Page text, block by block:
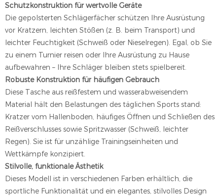
Schutzkonstruktion für wertvolle Geräte
Die gepolsterten Schlägerfächer schützen Ihre Ausrüstung
vor Kratzern, leichten Stößen (z. B. beim Transport) und
leichter Feuchtigkeit (Schweiß oder Nieselregen). Egal, ob Sie
zu einem Turnier reisen oder Ihre Ausrüstung zu Hause
aufbewahren – Ihre Schläger bleiben stets spielbereit.
Robuste Konstruktion für häufigen Gebrauch
Diese Tasche aus reißfestem und wasserabweisendem
Material hält den Belastungen des täglichen Sports stand:
Kratzer vom Hallenboden, häufiges Öffnen und Schließen des
Reißverschlusses sowie Spritzwasser (Schweiß, leichter
Regen). Sie ist für unzählige Trainingseinheiten und
Wettkämpfe konzipiert.
Stilvolle, funktionale Ästhetik
Dieses Modell ist in verschiedenen Farben erhältlich, die
sportliche Funktionalität und ein elegantes, stilvolles Design